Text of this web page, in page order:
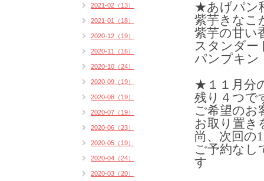
★あげパン
紫芋きなこ
紫芋の甘い
スタンダー
パンプキン
★１１月分
残り４つで
ご希望のお
お取り置き
尚、次回の
ご予約なし
す
2021-02（13）
2021-01（18）
2020-12（19）
2020-11（16）
2020-10（24）
2020-09（19）
2020-08（19）
2020-07（19）
2020-06（23）
2020-05（19）
2020-04（24）
2020-03（20）